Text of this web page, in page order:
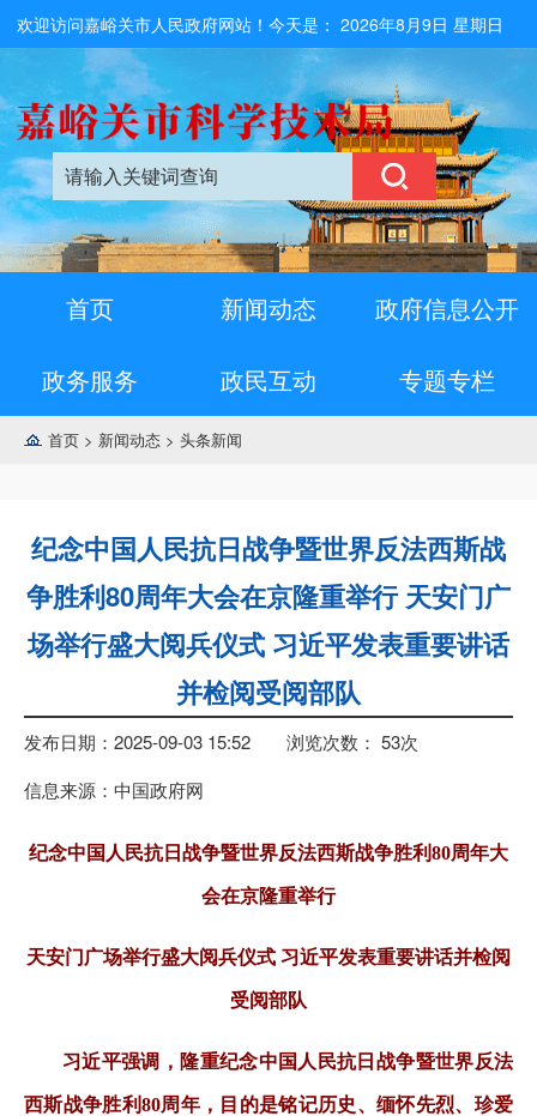
欢迎访问嘉峪关市人民政府网站！今天是：2026年8月9日 星期日
首页 新闻动态 政府信息公开
政务服务 政民互动 专题专栏
首页 > 新闻动态 > 头条新闻
纪念中国人民抗日战争暨世界反法西斯战
争胜利80周年大会在京隆重举行 天安门广
场举行盛大阅兵仪式 习近平发表重要讲话
并检阅受阅部队
发布日期：2025-09-03 15:52 浏览次数： 53次
信息来源：中国政府网
纪念中国人民抗日战争暨世界反法西斯战争胜利80周年大
会在京隆重举行
天安门广场举行盛大阅兵仪式 习近平发表重要讲话并检阅
受阅部队
习近平强调，隆重纪念中国人民抗日战争暨世界反法
西斯战争胜利80周年，目的是铭记历史、缅怀先烈、珍爱